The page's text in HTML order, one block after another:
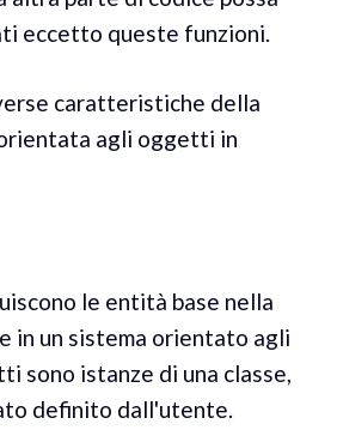
eccetto queste funzioni.
caratteristiche della
agli oggetti in
le entità base nella
in un sistema orientato agli
sono istanze di una classe,
definito dall'utente.